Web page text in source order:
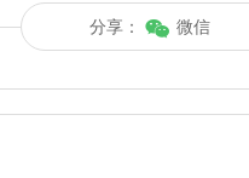
分享： 微信